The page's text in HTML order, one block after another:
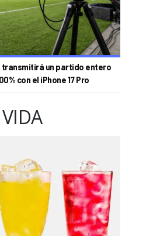
un partido entero
con el iPhone 17 Pro
VIDA